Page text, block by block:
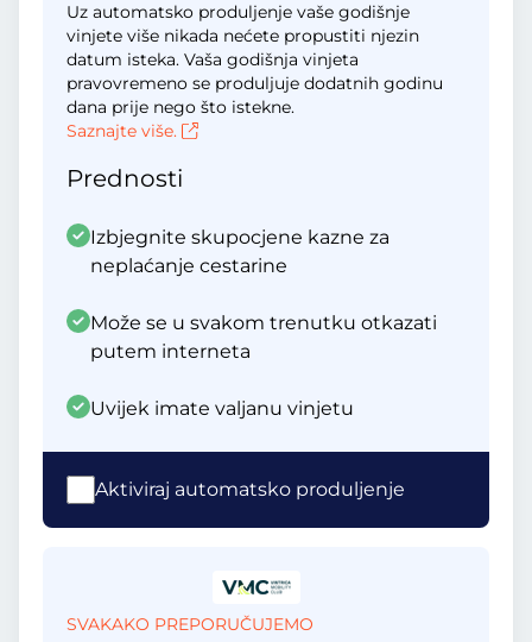
Uz automatsko produljenje vaše godišnje
vinjete više nikada nećete propustiti njezin
datum isteka. Vaša godišnja vinjeta
pravovremeno se produljuje dodatnih godinu
dana prije nego što istekne.
Saznajte više.
Prednosti
Izbjegnite skupocjene kazne za
neplaćanje cestarine
Može se u svakom trenutku otkazati
putem interneta
Uvijek imate valjanu vinjetu
Aktiviraj automatsko produljenje
SVAKAKO PREPORUČUJEMO